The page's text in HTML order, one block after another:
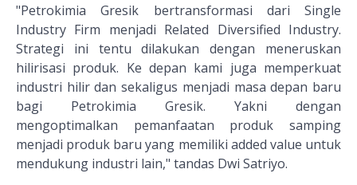
"Petrokimia Gresik bertransformasi dari Single
Industry Firm menjadi Related Diversified Industry.
Strategi ini tentu dilakukan dengan meneruskan
hilirisasi produk. Ke depan kami juga memperkuat
industri hilir dan sekaligus menjadi masa depan baru
bagi Petrokimia Gresik. Yakni dengan
mengoptimalkan pemanfaatan produk samping
menjadi produk baru yang memiliki added value untuk
mendukung industri lain," tandas Dwi Satriyo.